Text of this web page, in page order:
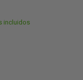
incluidos